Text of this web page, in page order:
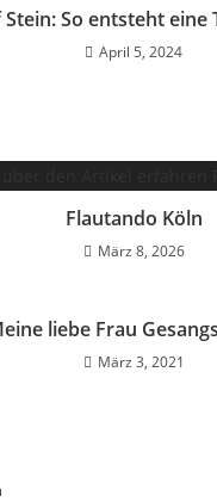
Stein: So entsteht
April 5, 2024
Flautando Köln
März 8, 2026
liebe Frau
März 3, 2021